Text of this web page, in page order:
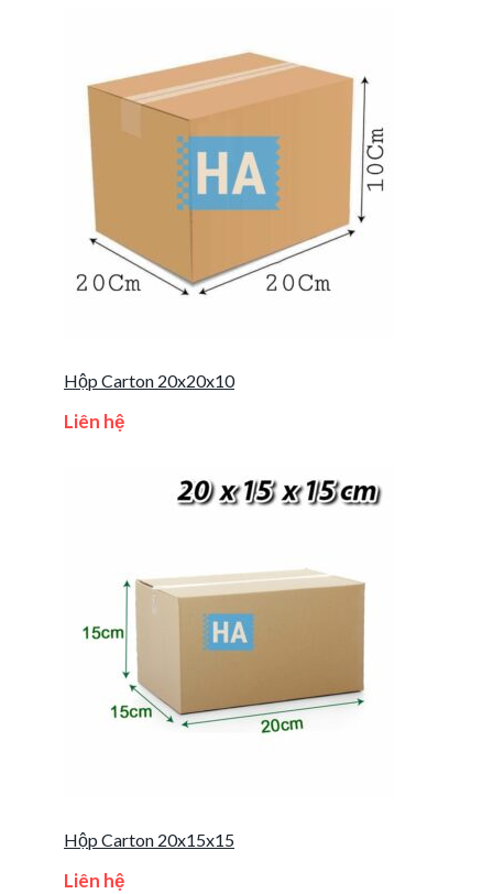
Hộp Carton 20x20x10
Liên hệ
Hộp Carton 20x15x15
Liên hệ